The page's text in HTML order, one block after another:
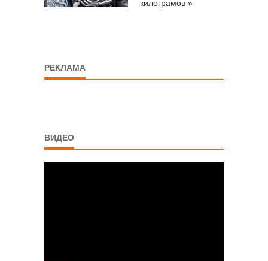
килограмов »
РЕКЛАМА
ВИДЕО